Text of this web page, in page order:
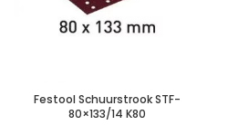
Festool Schuurstrook STF-
80×133/14 K80